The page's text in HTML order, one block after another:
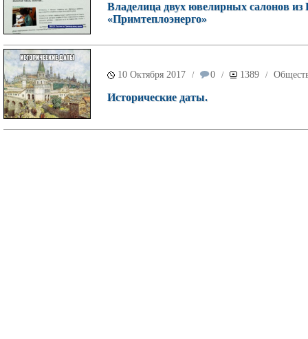
Владелица двух ювелирных салонов
«Примтеплоэнерго»
10 Октября 2017 / 0 / 1389 /
Исторические даты.